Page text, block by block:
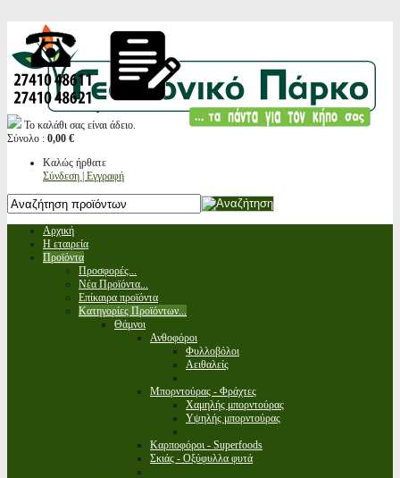
Το καλάθι σας είναι άδειο.
Σύνολο : 0,00 €
Καλώς ήρθατε
Σύνδεση | Εγγραφή
Αρχική
Η εταιρεία
Προϊόντα
Προσφορές...
Νέα Προϊόντα...
Επίκαιρα προϊόντα
Κατηγορίες Προϊόντων...
Θάμνοι
Ανθοφόροι
Φυλλοβόλοι
Αειθαλείς
Μπορντούρας - Φράχτες
Χαμηλής μπορντούρας
Υψηλής μπορντούρας
Καρποφόροι - Superfoods
Σκιάς - Οξύφυλλα φυτά